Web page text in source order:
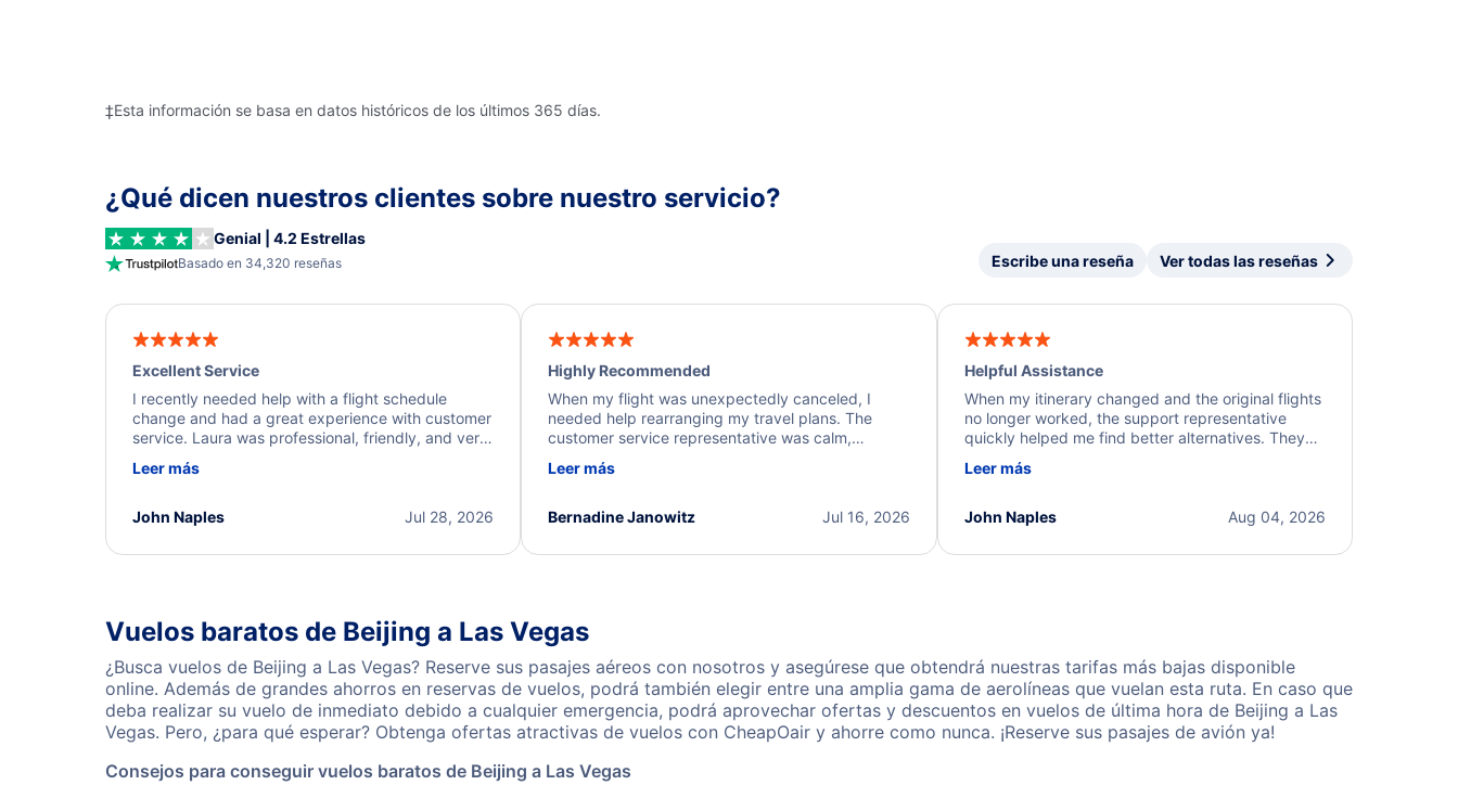
‡Esta información se basa en datos históricos de los últimos 365 días.
¿Qué dicen nuestros clientes sobre nuestro servicio?
Genial | 4.2 Estrellas
Basado en 34,320 reseñas Escribe una reseña Ver todas las reseñas
Excellent Service
I recently needed help with a flight schedule
change and had a great experience with customer
service. Laura was professional, friendly, and very
a solution and kept me informed of the next steps.
Leer más
Jul 28, 2026
John Naples
Highly Recommended
When my flight was unexpectedly canceled, I
needed help rearranging my travel plans. The
customer service representative was calm,
process. They quickly found alternative flight
I truly appreciate the excellent support and
Leer más
Jul 16, 2026
Bernadine Janowitz
Helpful Assistance
When my itinerary changed and the original flights
no longer worked, the support representative
quickly helped me find better alternatives. They
beyond to resolve the issue. I'm grateful for the
Leer más
Aug 04, 2026
John Naples
Vuelos baratos de Beijing a Las Vegas
¿Busca vuelos de Beijing a Las Vegas? Reserve sus pasajes aéreos con nosotros y asegúrese que obtendrá nuestras tarifas más bajas disponible
online. Además de grandes ahorros en reservas de vuelos, podrá también elegir entre una amplia gama de aerolíneas que vuelan esta ruta. En caso que
deba realizar su vuelo de inmediato debido a cualquier emergencia, podrá aprovechar ofertas y descuentos en vuelos de última hora de Beijing a Las
Vegas. Pero, ¿para qué esperar? Obtenga ofertas atractivas de vuelos con CheapOair y ahorre como nunca. ¡Reserve sus pasajes de avión ya!
Consejos para conseguir vuelos baratos de Beijing a Las Vegas